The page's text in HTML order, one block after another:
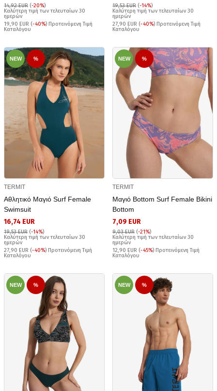
14,92 EUR (-20%)
Καλύτερη τιμή των τελευταίων 30
ημερών
19,90 EUR (-40%) Προτεινόμενη Τιμή
Καταλόγου
19,53 EUR (-14%)
Καλύτερη τιμή των τελευταίων 30
ημερών
27,90 EUR (-40%) Προτεινόμενη Τιμή
Καταλόγου
NEW %
TERMIT
Αθλητικό Μαγιό Surf Female
Swimsuit
16,74 EUR
19,53 EUR (-14%)
Καλύτερη τιμή των τελευταίων 30
ημερών
27,90 EUR (-40%) Προτεινόμενη Τιμή
Καταλόγου
NEW %
TERMIT
Μαγιό Bottom Surf Female Bikini
Bottom
7,09 EUR
9,03 EUR (-21%)
Καλύτερη τιμή των τελευταίων 30
ημερών
12,90 EUR (-45%) Προτεινόμενη Τιμή
Καταλόγου
NEW % NEW %